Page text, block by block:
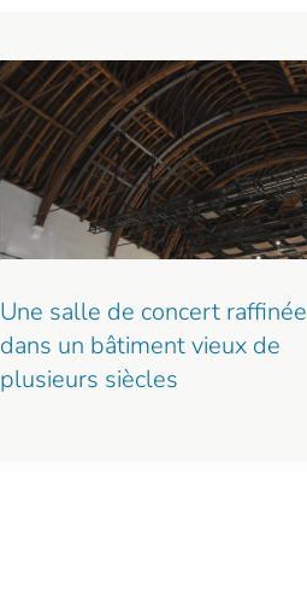
Une salle de concert raffinée
dans un bâtiment vieux de
plusieurs siècles